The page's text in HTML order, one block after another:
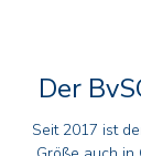
Der
Seit 2017 ist